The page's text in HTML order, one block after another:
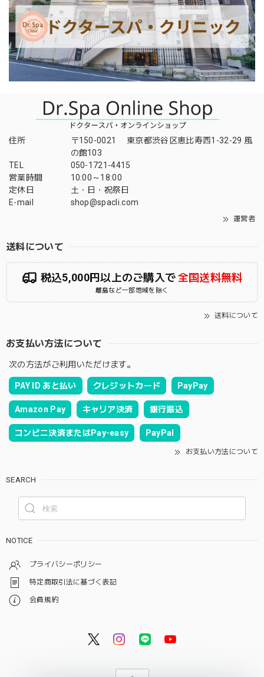
住所
〒150-0021 東京都渋谷区恵比寿西1-32-29 風
の館103
TEL
050-1721-4415
営業時間
10:00～18:00
定休日
土・日・祝祭日
E-mail
shop@spacli.com
運営者
送料について
税込5,000円以上のご購入で全国送料無料
離島など一部地域を除く
送料について
お支払い方法について
次の方法がご利用いただけます。
PAY ID あと払い クレジットカード PayPay
Amazon Pay キャリア決済 銀行振込
コンビニ決済またはPay-easy PayPal
お支払い方法について
SEARCH
NOTICE
プライバシーポリシー
特定商取引法に基づく表記
会員規約